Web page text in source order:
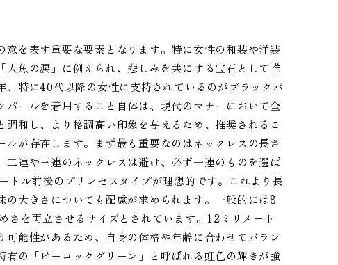
を表す重要な要素となります。特に女性の和装や洋装
魚の涙」に例えられ、悲しみを共にする宝石として唯
特に40代以降の女性に支持されているのがブラックパ
ールを着用すること自体は、現代のマナーにおいて全
和し、より格調高い印象を与えるため、推奨されるこ
が存在します。まず最も重要なのはネックレスの長さ
連や三連のネックレスは避け、必ず一連のものを選ば
トル前後のプリンセスタイプが理想的です。これより長
大きさについても配慮が求められます。一般的には8
さを両立させるサイズとされています。12ミリメート
能性があるため、自身の体格や年齢に合わせてバラン
の「ピーコックグリーン」と呼ばれる虹色の輝きが強